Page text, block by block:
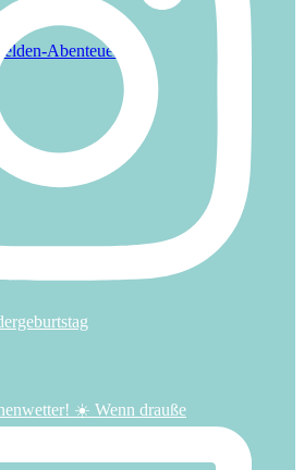
Abenteuer
☀️ Wenn drauße